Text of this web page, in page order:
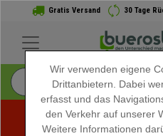
Gratis Versand 30 Tage
Wir verwenden eigene
Drittanbietern. Dabei
erfasst und das
den Verkehr auf unserer
Weitere Informationen